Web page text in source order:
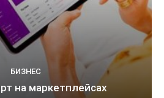
БИЗНЕС
на маркетплейсах